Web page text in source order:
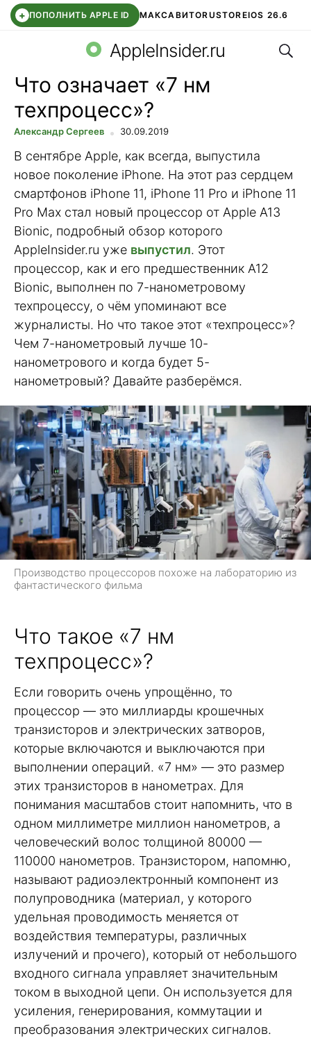
+ ПОПОЛНИТЬ APPLE ID МАКСАВИТОRUSTOREIOS 26.6
СБЕР КИДС ВТБ ОНЛАЙН ЧАТ В ROBLOX
AppleInsider.ru
Что означает «7 нм
техпроцесс»?
Александр Сергеев 30.09.2019
В сентябре Apple, как всегда, выпустила
новое поколение iPhone. На этот раз сердцем
смартфонов iPhone 11, iPhone 11 Pro и iPhone 11
Pro Max стал новый процессор от Apple A13
Bionic, подробный обзор которого
AppleInsider.ru уже выпустил. Этот
процессор, как и его предшественник A12
Bionic, выполнен по 7-нанометровому
техпроцессу, о чём упоминают все
журналисты. Но что такое этот «техпроцесс»?
Чем 7-нанометровый лучше 10-
нанометрового и когда будет 5-
нанометровый? Давайте разберёмся.
Производство процессоров похоже на лабораторию из
фантастического фильма
Что такое «7 нм
техпроцесс»?
Если говорить очень упрощённо, то
процессор — это миллиарды крошечных
транзисторов и электрических затворов,
которые включаются и выключаются при
выполнении операций. «7 нм» — это размер
этих транзисторов в нанометрах. Для
понимания масштабов стоит напомнить, что в
одном миллиметре миллион нанометров, а
человеческий волос толщиной 80000 —
110000 нанометров. Транзистором, напомню,
называют радиоэлектронный компонент из
полупроводника (материал, у которого
удельная проводимость меняется от
воздействия температуры, различных
излучений и прочего), который от небольшого
входного сигнала управляет значительным
током в выходной цепи. Он используется для
усиления, генерирования, коммутации и
преобразования электрических сигналов.